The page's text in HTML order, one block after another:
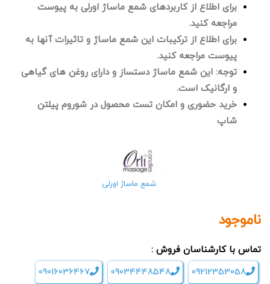
برای اطلاع از کاربردهای شمع ماساژ اورلی به پیوست
مراجعه کنید.
برای اطلاع از ترکیبات این شمع ماساژ و تاثیرات آنها به
پیوست مراجعه کنید.
توجه: این شمع ماساژ دستساز و دارای روغن های گیاهی
و ارگانیک است.
خرید حضوری و امکان تست محصول در شوروم پیلتن
شاپ
شمع ماساژ اورلی
ناموجود
تماس با کارشناسان فروش :
09212353058
09034448548
09016036467